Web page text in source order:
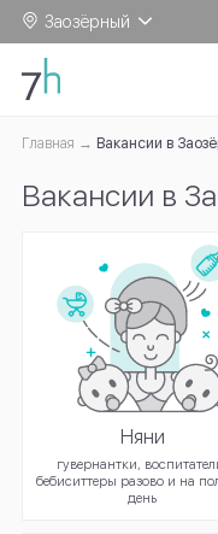
Заозёрный
Главная Вакансии в
Вакансии в
Няни
гувернантки,
бебиситтеры разово и на
день